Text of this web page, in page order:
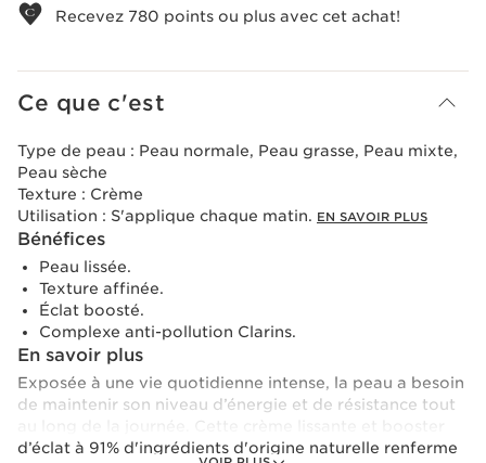
Recevez 780 points ou plus avec cet achat!
Ce que c'est
Type de peau : Peau normale, Peau grasse, Peau mixte,
Peau sèche
Texture : Crème
Utilisation : S'applique chaque matin. EN SAVOIR PLUS
Bénéfices
Peau lissée.
Texture affinée.
Éclat boosté.
Complexe anti-pollution Clarins.
En savoir plus
Exposée à une vie quotidienne intense, la peau a besoin
de maintenir son niveau d’énergie et de résistance tout
au long de la journée. Cette crème lissante et booster
d’éclat à 91% d'ingrédients d'origine naturelle renferme